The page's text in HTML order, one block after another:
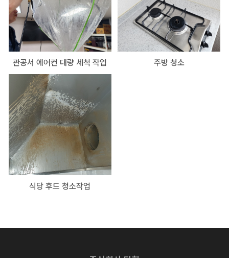
관공서 에어컨 대량 세척 작업 주방 청소
식당 후드 청소작업